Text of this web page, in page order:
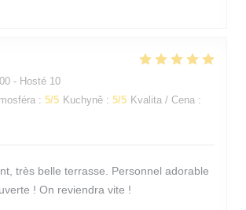
- Hosté 10
: 5/5 Kuchyně : 5/5 Kvalita / Cena :
très belle terrasse. Personnel adorable
! On reviendra vite !